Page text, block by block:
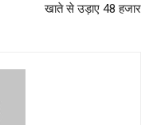
खाते से उड़ाए 48 हजार